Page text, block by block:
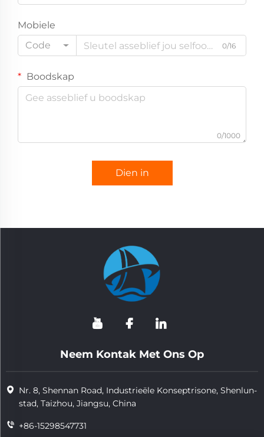
Mobiele
Code
0/16
Boodskap
0/1000
Dien in
Neem Kontak Met Ons Op
Nr. 8, Shennan Road, Industrieële Konseptrisone, Shenlun-
stad, Taizhou, Jiangsu, China
+86-15298547731